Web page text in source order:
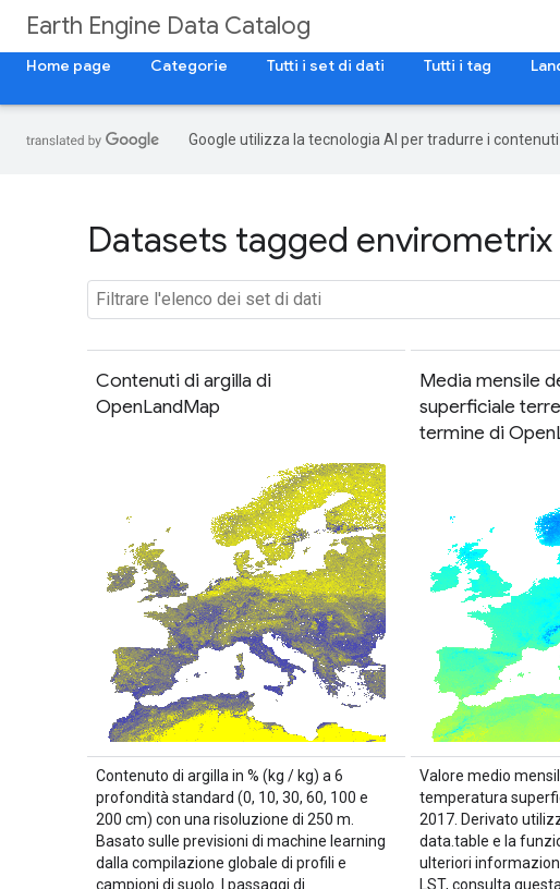
Earth Engine Data Catalog
Home page
Categorie Tutti i set di dati Tutti i tag
Google utilizza la tecnologia AI per tradurre i
Datasets tagged envirometrix
Contenuti di argilla di
OpenLandMap
Contenuto di argilla in % (kg / kg) a 6
profondità standard (0, 10, 30, 60, 100 e
200 cm) con una risoluzione di 250 m.
Basato sulle previsioni di machine learning
dalla compilazione globale di profili e
campioni di suolo. I passaggi di
Media mensile
superficiale
termine di
Valore medio
temperatura
2017. Derivato
data.table e la
ulteriori
LST, consulta